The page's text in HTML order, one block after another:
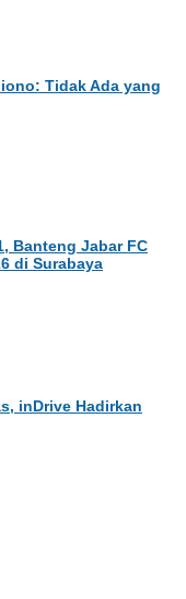
Tidak Ada yang
Banteng Jabar FC
di Surabaya
inDrive Hadirkan